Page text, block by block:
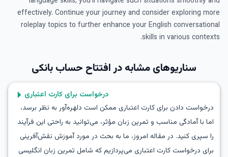
effectively. Continue your journey and consider exploring more
roleplay topics to further enhance your English conversational
skills in various contexts.
سناریوهای مشابه درافتتاح حساب بانکی
درخواست برای کارت اعتباری
درخواست دادن برای کارت اعتباری ممکن است دلهره‌آور به نظر برسد،
اما با آمادگی مناسب و تمرین زبان مؤثر، می‌توانید به راحتی این فرآیند
را سپری کنید. در مقاله امروز، ما به بحث در مورد آموزش نقش‌آفرینی
برای درخواست کارت اعتباری می‌پردازیم که شامل تمرین زبان انگلیسی